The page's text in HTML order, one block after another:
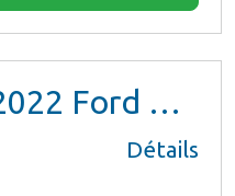
Ford Escape SE Hybrid
Détails